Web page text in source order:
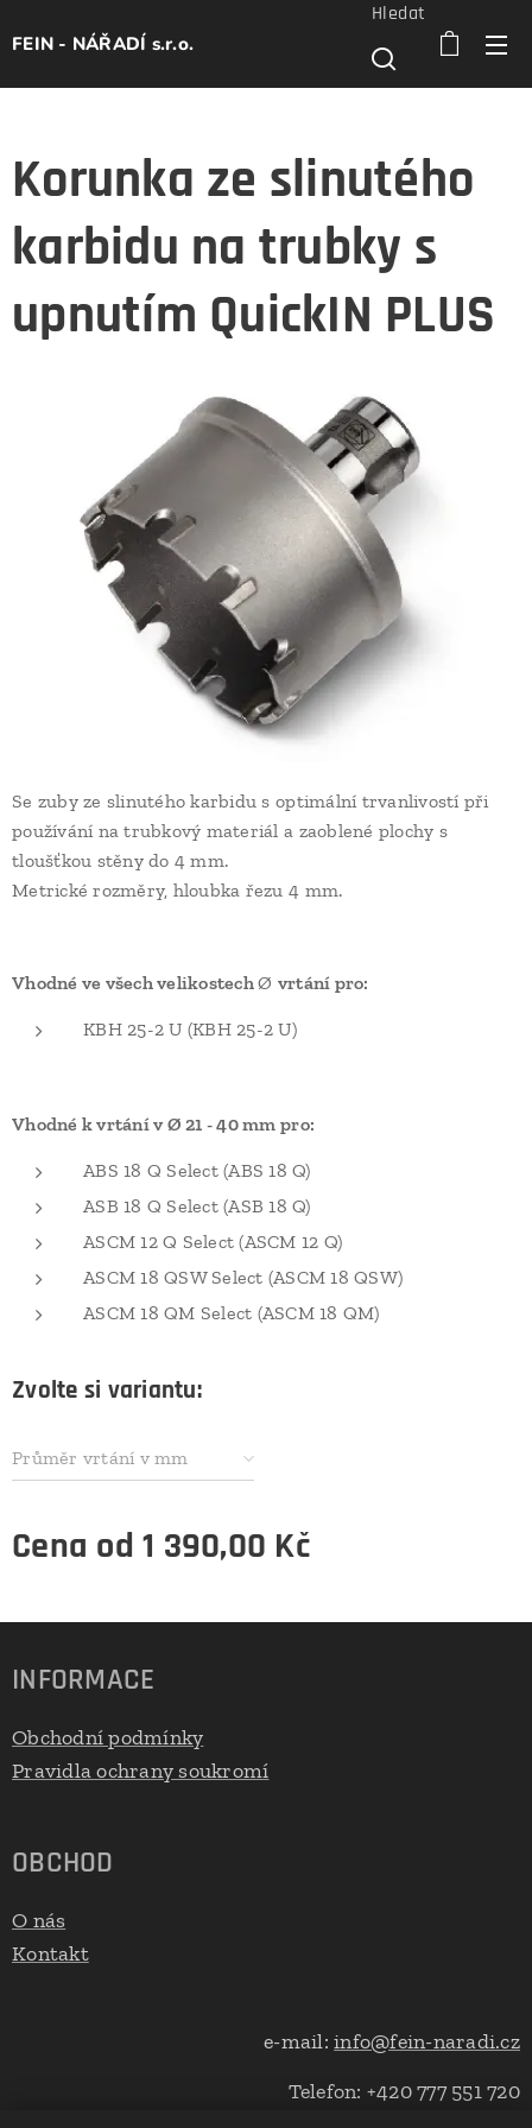
FEIN - NÁŘADÍ s.r.o.
Hledat
Korunka ze slinutého
karbidu na trubky s
upnutím QuickIN PLUS
Se zuby ze slinutého karbidu s optimální trvanlivostí při
používání na trubkový materiál a zaoblené plochy s
tloušťkou stěny do 4 mm.
Metrické rozměry, hloubka řezu 4 mm.
Vhodné ve všech velikostechØ vrtání pro:
KBH 25-2 U (KBH 25-2 U)
Vhodné k vrtání v Ø 21 - 40 mm pro:
ABS 18 Q Select (ABS 18 Q)
ASB 18 Q Select (ASB 18 Q)
ASCM 12 Q Select (ASCM 12 Q)
ASCM 18 QSW Select (ASCM 18 QSW)
ASCM 18 QM Select (ASCM 18 QM)
Zvolte si variantu:
Průměr vrtání v mm
Cena od1 390,00 Kč
INFORMACE
Obchodní podmínky
Pravidla ochrany soukromí
OBCHOD
O nás
Kontakt
e-mail:info@fein-naradi.cz
Telefon: +420 777 551 720